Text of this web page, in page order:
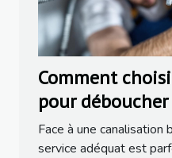
Comment
pour
?
Face à une canalisation
service adéquat est